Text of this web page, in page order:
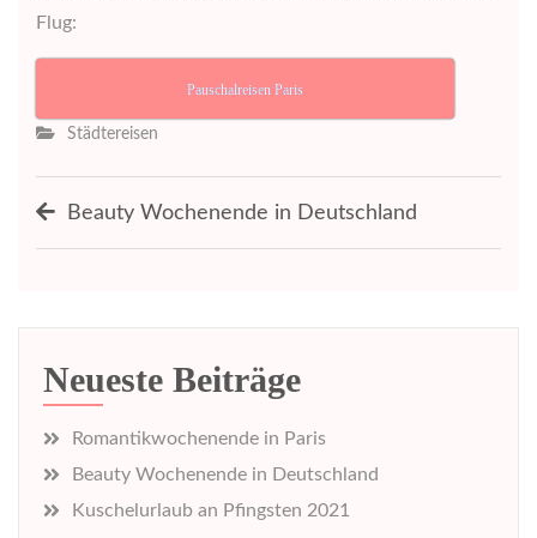
Flug:
Pauschalreisen Paris
Städtereisen
Beitragsnavigation
Beauty Wochenende in Deutschland
Neueste Beiträge
Romantikwochenende in Paris
Beauty Wochenende in Deutschland
Kuschelurlaub an Pfingsten 2021